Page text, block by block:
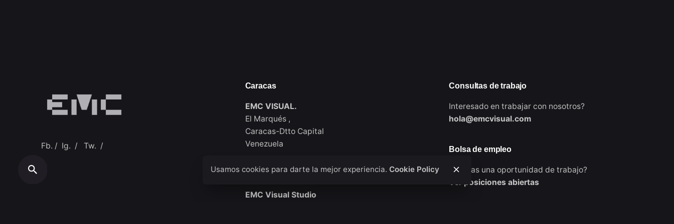
Fb. / Ig. / Tw. /
Caracas
EMC VISUAL.
El Marqués ,
Caracas-Dtto Capital
Venezuela
New York
EMC Visual Studio
Consultas de trabajo
Interesado en trabajar con nosotros?
hola@emcvisual.com
Bolsa de empleo
¿Buscas una oportunidad de trabajo?
Ver posiciones abiertas
Usamos cookies para darte la mejor experiencia. Cookie Policy